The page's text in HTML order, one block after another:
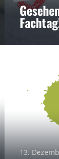
13.